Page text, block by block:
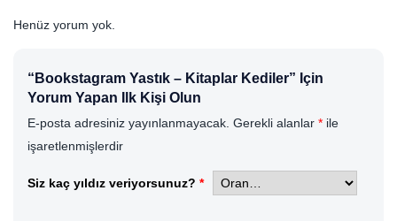
Henüz yorum yok.
“Bookstagram Yastık – Kitaplar Kediler” Için
Yorum Yapan Ilk Kişi Olun
E-posta adresiniz yayınlanmayacak. Gerekli alanlar * ile
işaretlenmişlerdir
Siz kaç yıldız veriyorsunuz? *